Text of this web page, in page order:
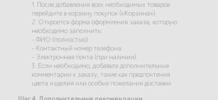
1. После добавления всех необходимых товаров
перейдите в корзину покупок («Корзина»).
2. Откроется форма оформления заказа, которую
необходимо заполнить:
- ФИО (полностью).
- Контактный номер телефона.
- Электронная почта (при наличии).
3. Если необходимо, добавьте дополнительные
комментарии к заказу, такие как предпочтения
цвета изделия или особые пожелания доставки.